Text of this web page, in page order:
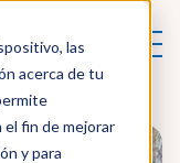
las
acerca de tu
fin de mejorar
y para